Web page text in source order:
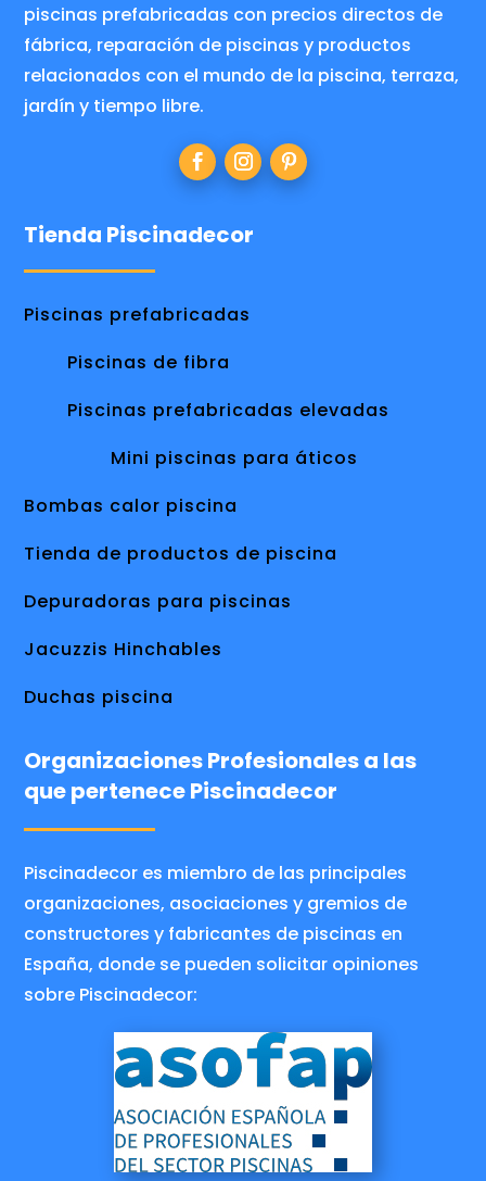
piscinas prefabricadas con precios directos de
fábrica, reparación de piscinas y productos
relacionados con el mundo de la piscina, terraza,
jardín y tiempo libre.
Tienda Piscinadecor
Piscinas prefabricadas
Piscinas de fibra
Piscinas prefabricadas elevadas
Mini piscinas para áticos
Bombas calor piscina
Tienda de productos de piscina
Depuradoras para piscinas
Jacuzzis Hinchables
Duchas piscina
Organizaciones Profesionales a las
que pertenece Piscinadecor
Piscinadecor es miembro de las principales
organizaciones, asociaciones y gremios de
constructores y fabricantes de piscinas en
España, donde se pueden solicitar opiniones
sobre Piscinadecor: